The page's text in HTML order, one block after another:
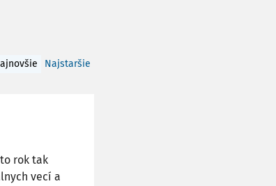
Najstaršie
rok tak
vecí a